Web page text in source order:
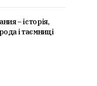
– історія,
і таємниці